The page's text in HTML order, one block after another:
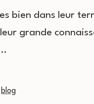
bien dans leur
grande
Catégorisé
blog